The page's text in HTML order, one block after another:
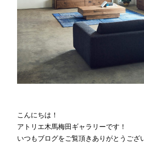
商品情報
直営店
イベント
全商品一覧
こんにちは！
アトリエ木馬梅田ギャラリーです！
いつもブログをご覧頂きありがとうござ